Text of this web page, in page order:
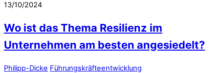
13/10/2024
Wo ist das Thema Resilienz im
Unternehmen am besten angesiedelt?
Philipp-Dicke Führungskräfteentwicklung